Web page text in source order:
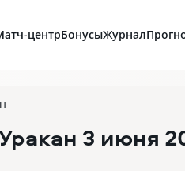
центрБонусыЖурнал
3 июня